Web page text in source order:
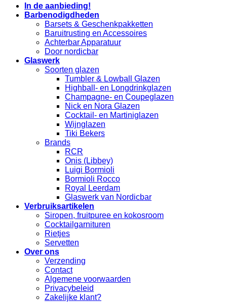
In de aanbieding!
Barbenodigdheden
Barsets & Geschenkpakketten
Baruitrusting en Accessoires
Achterbar Apparatuur
Door nordicbar
Glaswerk
Soorten glazen
Tumbler & Lowball Glazen
Highball- en Longdrinkglazen
Champagne- en Coupeglazen
Nick en Nora Glazen
Cocktail- en Martiniglazen
Wijnglazen
Tiki Bekers
Brands
RCR
Onis (Libbey)
Luigi Bormioli
Bormioli Rocco
Royal Leerdam
Glaswerk van Nordicbar
Verbruiksartikelen
Siropen, fruitpuree en kokosroom
Cocktailgarnituren
Rietjes
Servetten
Over ons
Verzending
Contact
Algemene voorwaarden
Privacybeleid
Zakelijke klant?